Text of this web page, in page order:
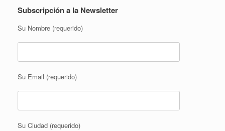
Subscripción a la Newsletter
Su Nombre (requerido)
Su Email (requerido)
Su Ciudad (requerido)